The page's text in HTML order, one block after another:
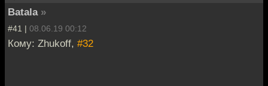
Batala »
#41 | 08.06.19 00:12
Кому: Zhukoff, #32